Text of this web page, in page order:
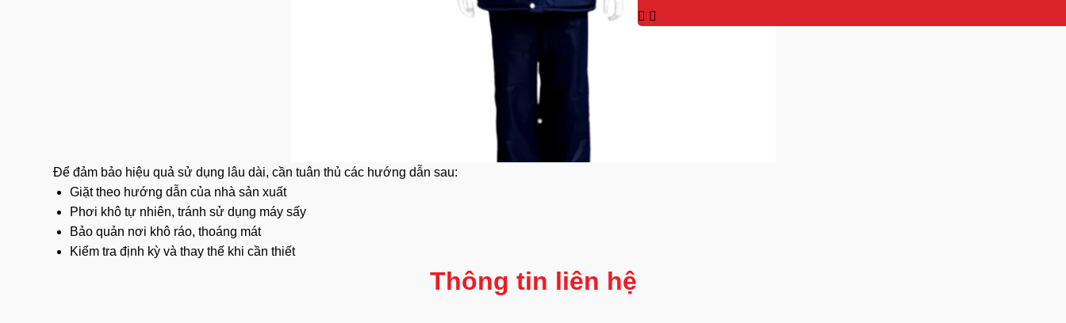
Để đảm bảo hiệu quả sử dụng lâu dài, cần tuân thủ các hướng dẫn sau:
Giặt theo hướng dẫn của nhà sản xuất
Phơi khô tự nhiên, tránh sử dụng máy sấy
Bảo quản nơi khô ráo, thoáng mát
Kiểm tra định kỳ và thay thế khi cần thiết
Thông tin liên hệ